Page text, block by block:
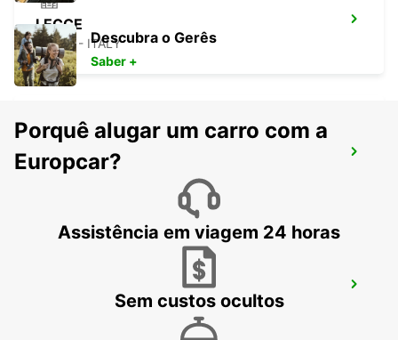
LECCE
LECCE - ITALY
OHRID METROPOL LAKE RESORT
OHRID - MACEDONIA
KEFALONIA AIRPORT
KEFALONIA - GREECE
Descubra o Gerês
Saber +
Porquê alugar um carro com a
Europcar?
Assistência em viagem 24 horas
Sem custos ocultos